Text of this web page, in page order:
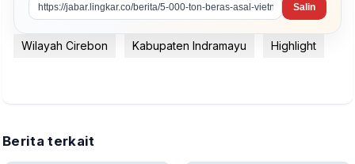
Salin
Wilayah Cirebon Kabupaten Indramayu Highlight
Berita terkait